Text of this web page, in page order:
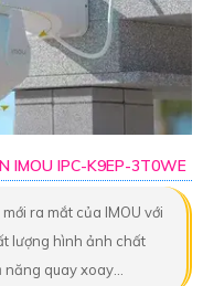
IMOU IPC-K9EP-3T0WE
ra mắt của IMOU với
lượng hình ảnh chất
quay xoay...